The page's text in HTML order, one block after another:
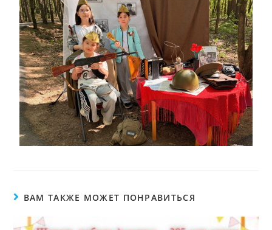
ВАМ ТАКЖЕ МОЖЕТ ПОНРАВИТЬСЯ